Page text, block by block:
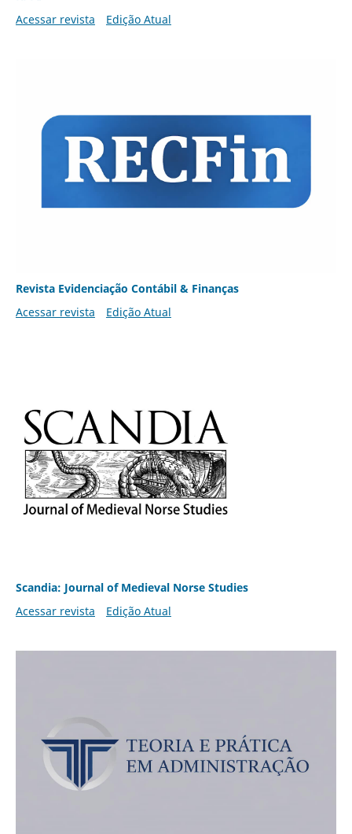
Acessar revista
Edição Atual
Revista Evidenciação Contábil & Finanças
Acessar revista
Edição Atual
Scandia: Journal of Medieval Norse Studies
Acessar revista
Edição Atual